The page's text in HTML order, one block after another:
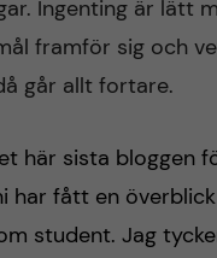
Ingenting är lätt
framför sig och
går allt fortare.
här sista bloggen
har fått en
student. Jag